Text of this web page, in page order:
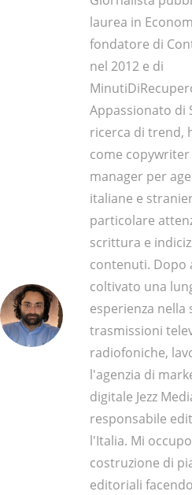
laurea in
fondatore di
nel 2012 e di
Appassionato di
ricerca di trend,
come
manager per
italiane e
particolare
scrittura e
contenuti. Dopo
coltivato una
esperienza
trasmissioni
radiofoniche,
l'agenzia di
digitale Jezz
responsabile
l'Italia. Mi
costruzione di
editoriali facendo